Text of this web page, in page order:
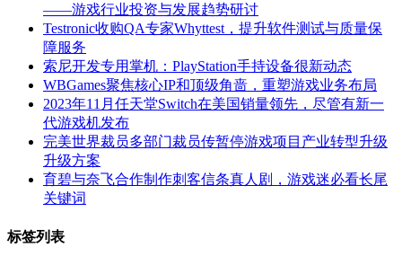
——游戏行业投资与发展趋势研讨
Testronic收购QA专家Whyttest，提升软件测试与质量保
障服务
索尼开发专用掌机：PlayStation手持设备很新动态
WBGames聚焦核心IP和顶级角啬，重塑游戏业务布局
2023年11月任天堂Switch在美国销量领先，尽管有新一
代游戏机发布
完美世界裁员多部门裁员传暂停游戏项目产业转型升级
升级方案
育碧与奈飞合作制作刺客信条真人剧，游戏迷必看长尾
关键词
标签列表